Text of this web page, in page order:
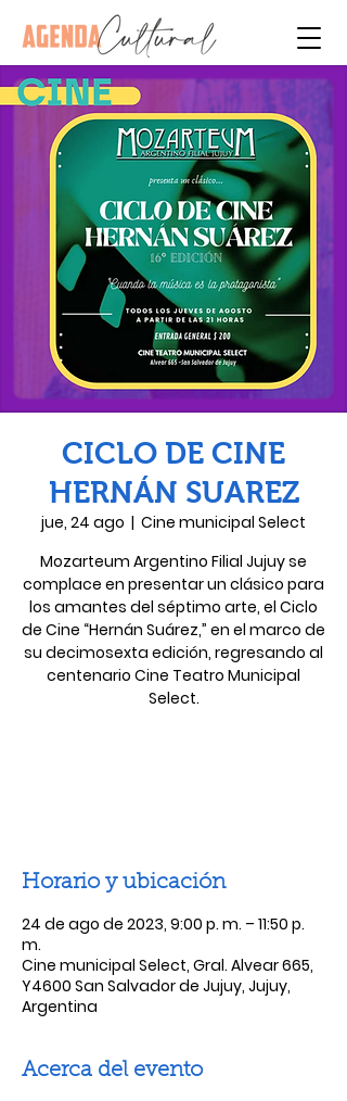
CICLO DE CINE
HERNÁN SUAREZ
jue, 24 ago
  |
Cine municipal Select
Mozarteum Argentino Filial Jujuy se
complace en presentar un clásico para
los amantes del séptimo arte, el Ciclo
de Cine “Hernán Suárez,” en el marco de
su decimosexta edición, regresando al
centenario Cine Teatro Municipal
Horario y ubicación
24 de ago de 2023, 9:00 p. m. – 11:50 p.
m.
Cine municipal Select, Gral. Alvear 665,
Y4600 San Salvador de Jujuy, Jujuy,
Argentina
Acerca del evento